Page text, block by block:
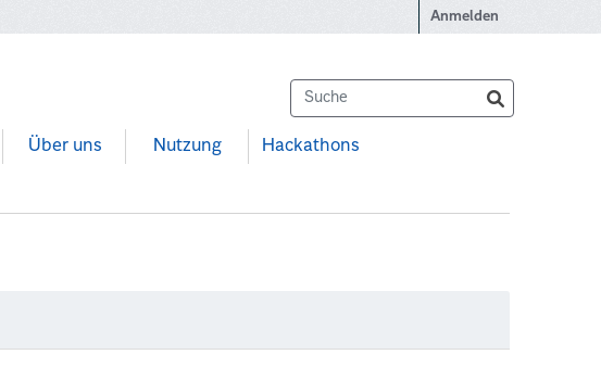
Anmelden
Über uns Nutzung Hackathons